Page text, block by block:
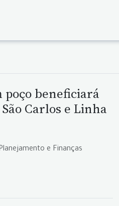
poço beneficiará
Carlos e Linha
e Finanças